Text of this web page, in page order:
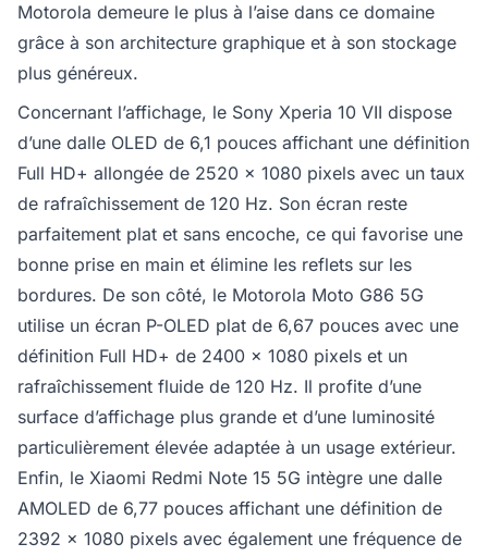
Motorola demeure le plus à l’aise dans ce domaine
grâce à son architecture graphique et à son stockage
plus généreux.
Concernant l’affichage, le Sony Xperia 10 VII dispose
d’une dalle OLED de 6,1 pouces affichant une définition
Full HD+ allongée de 2520 x 1080 pixels avec un taux
de rafraîchissement de 120 Hz. Son écran reste
parfaitement plat et sans encoche, ce qui favorise une
bonne prise en main et élimine les reflets sur les
bordures. De son côté, le Motorola Moto G86 5G
utilise un écran P-OLED plat de 6,67 pouces avec une
définition Full HD+ de 2400 x 1080 pixels et un
rafraîchissement fluide de 120 Hz. Il profite d’une
surface d’affichage plus grande et d’une luminosité
particulièrement élevée adaptée à un usage extérieur.
Enfin, le Xiaomi Redmi Note 15 5G intègre une dalle
AMOLED de 6,77 pouces affichant une définition de
2392 x 1080 pixels avec également une fréquence de